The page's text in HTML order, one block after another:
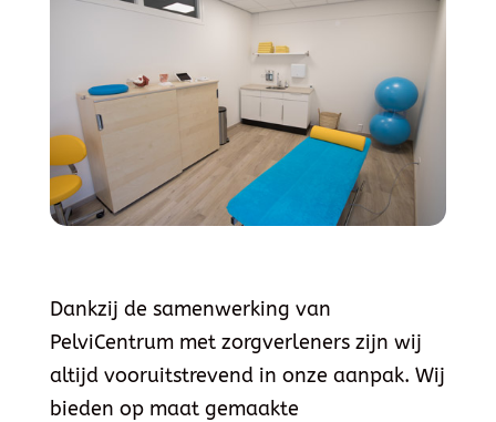
Dankzij de samenwerking van
PelviCentrum met zorgverleners zijn wij
altijd vooruitstrevend in onze aanpak. Wij
bieden op maat gemaakte